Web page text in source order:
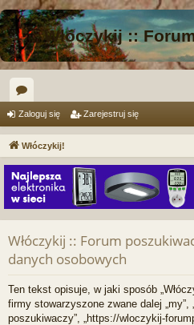
Włóczykij ::
or
a
Zaloguj się Zarejestruj się
Włóczykij!
Włóczykij :: Forum
danych osobowych
Ten tekst opisuje, w jaki sposób
firmy stowarzyszone zwane dalej „my”,
poszukiwaczy”, „https://wloczykij-